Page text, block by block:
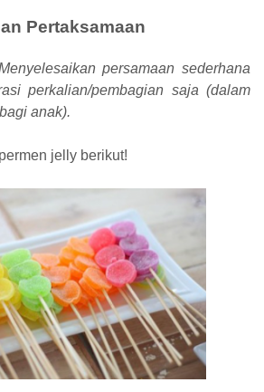
Pertaksamaan
persamaan sederhana
perkalian/pembagian saja (dalam
anak).
jelly berikut!